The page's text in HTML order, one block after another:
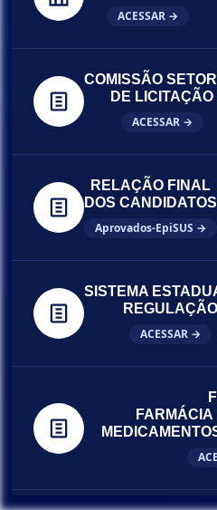
ACESSAR →
COMISSÃO
DE LICITAÇÃO
ACESSAR →
RELAÇÃO FINAL
DOS CANDIDATOS
Aprovados-EpiSUS →
SISTEMA
REGULAÇÃO
ACESSAR →